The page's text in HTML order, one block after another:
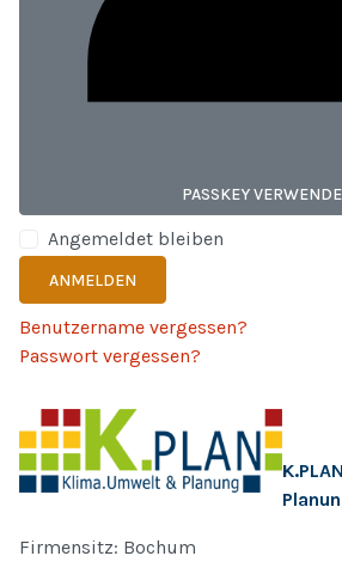
PASSKEY
Angemeldet bleiben
ANMELDEN
Benutzername vergessen?
Passwort vergessen?
Firmensitz: Bochum